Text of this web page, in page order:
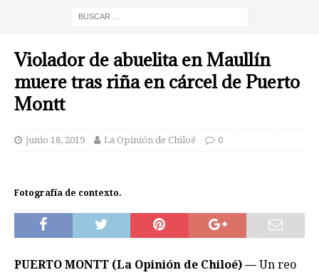
Violador de abuelita en Maullín
muere tras riña en cárcel de Puerto
Montt
junio 18, 2019 La Opinión de Chiloé 0
Fotografía de contexto.
PUERTO MONTT (La Opinión de Chiloé) — Un reo